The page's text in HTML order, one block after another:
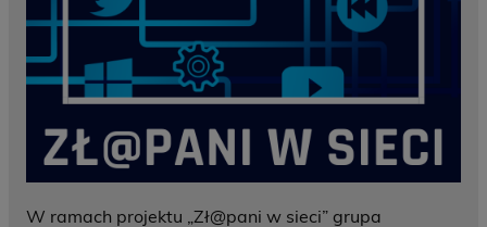
W ramach projektu „Zł@pani w sieci” grupa